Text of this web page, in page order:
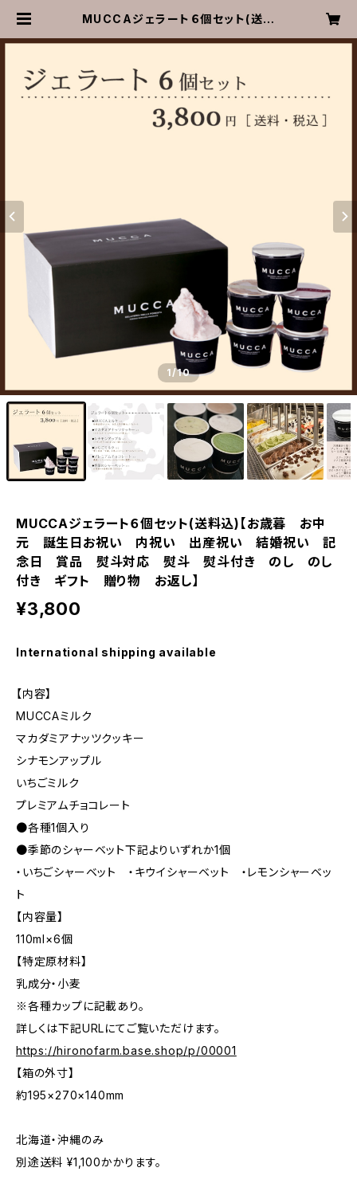
MUCCAジェラート６個セット(送料
い 内祝い 出産祝い 結婚祝い
斗付き のし のし付き ギフト 贈
り物 お返し】 | 有限会社広野牧場
オンラインショップ
1/10
MUCCAジェラート６個セット(送料込)【お歳暮 お中
元 誕生日お祝い 内祝い 出産祝い 結婚祝い 記
念日 賞品 熨斗対応 熨斗 熨斗付き のし のし
付き ギフト 贈り物 お返し】
¥3,800
International shipping available
【内容】
MUCCAミルク
マカダミアナッツクッキー
シナモンアップル
いちごミルク
プレミアムチョコレート
●各種1個入り
●季節のシャーベット下記よりいずれか1個
・いちごシャーベット ・キウイシャーベット ・レモンシャーベッ
ト
【内容量】
110ml×6個
【特定原材料】
乳成分・小麦
※各種カップに記載あり。
詳しくは下記URLにてご覧いただけます。
https://hironofarm.base.shop/p/00001
【箱の外寸】
約195×270×140mm
北海道・沖縄のみ
別途送料 ¥1,100かかります。